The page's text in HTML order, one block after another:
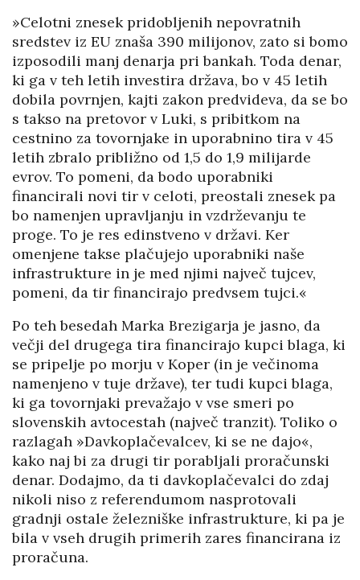
»Celotni znesek pridobljenih nepovratnih
sredstev iz EU znaša 390 milijonov, zato si bomo
izposodili manj denarja pri bankah. Toda denar,
ki ga v teh letih investira država, bo v 45 letih
dobila povrnjen, kajti zakon predvideva, da se bo
s takso na pretovor v Luki, s pribitkom na
cestnino za tovornjake in uporabnino tira v 45
letih zbralo približno od 1,5 do 1,9 milijarde
evrov. To pomeni, da bodo uporabniki
financirali novi tir v celoti, preostali znesek pa
bo namenjen upravljanju in vzdrževanju te
proge. To je res edinstveno v državi. Ker
omenjene takse plačujejo uporabniki naše
infrastrukture in je med njimi največ tujcev,
pomeni, da tir financirajo predvsem tujci.«
Po teh besedah Marka Brezigarja je jasno, da
večji del drugega tira financirajo kupci blaga, ki
se pripelje po morju v Koper (in je večinoma
namenjeno v tuje države), ter tudi kupci blaga,
ki ga tovornjaki prevažajo v vse smeri po
slovenskih avtocestah (največ tranzit). Toliko o
razlagah »Davkoplačevalcev, ki se ne dajo«,
kako naj bi za drugi tir porabljali proračunski
denar. Dodajmo, da ti davkoplačevalci do zdaj
nikoli niso z referendumom nasprotovali
gradnji ostale železniške infrastrukture, ki pa je
bila v vseh drugih primerih zares financirana iz
proračuna.